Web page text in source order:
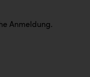
Anmeldung.